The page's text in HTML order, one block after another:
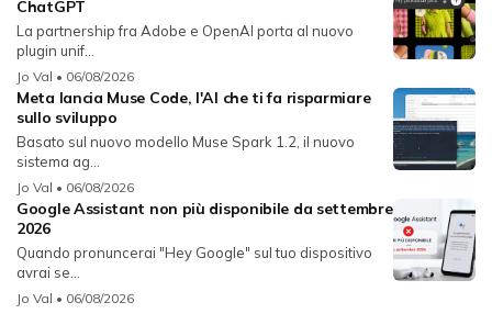
ChatGPT
La partnership fra Adobe e OpenAI porta al nuovo
plugin unif...
Jo Val • 06/08/2026
Meta lancia Muse Code, l'AI che ti fa risparmiare
sullo sviluppo
Basato sul nuovo modello Muse Spark 1.2, il nuovo
sistema ag...
Jo Val • 06/08/2026
Google Assistant non più disponibile da settembre
2026
Quando pronuncerai "Hey Google" sul tuo dispositivo
avrai se...
Jo Val • 06/08/2026